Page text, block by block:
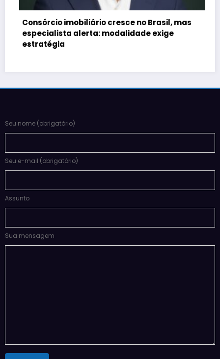
Consórcio imobiliário cresce no Brasil, mas
especialista alerta: modalidade exige
estratégia
Seu nome (obrigatório)
Seu e-mail (obrigatório)
Assunto
Sua mensagem